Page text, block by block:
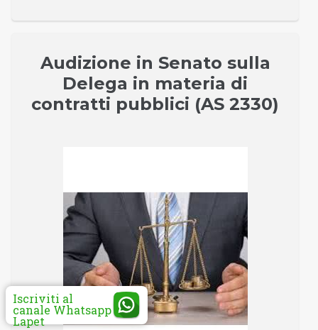
Audizione in Senato sulla
Delega in materia di
contratti pubblici (AS 2330)
Iscriviti al
canale Whatsapp
Lapet